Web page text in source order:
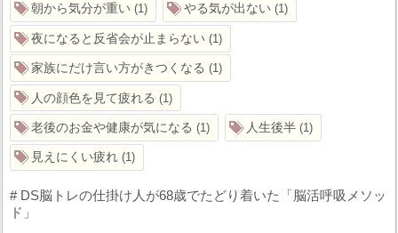
朝から気分が重い 1 やる気が出ない 1
夜になると反省会が止まらない 1
家族にだけ言い方がきつくなる 1
人の顔色を見て疲れる 1
老後のお金や健康が気になる 1 人生後半 1
見えにくい疲れ 1
# DS脳トレの仕掛け人が68歳でたどり着いた「脳活呼吸メソッ
ド」